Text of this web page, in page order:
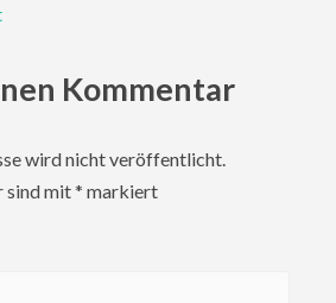
Kommentar
wird nicht veröffentlicht.
sind mit* markiert